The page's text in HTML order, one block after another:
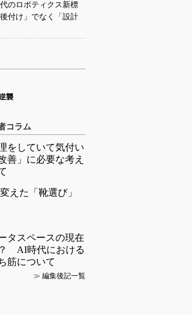
のロボティクス新標
付け」でなく「設計
襲
コラム
をしていて気付い
善」に必要な考え
えた「靴選び」
タスペースの現在
AI時代における
筋について
≫ 編集後記一覧